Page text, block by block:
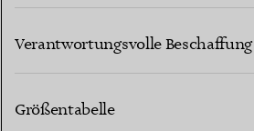
Verantwortungsvolle Beschaffung
Größentabelle